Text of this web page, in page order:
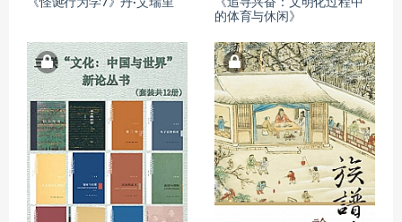
的体育与休闲》